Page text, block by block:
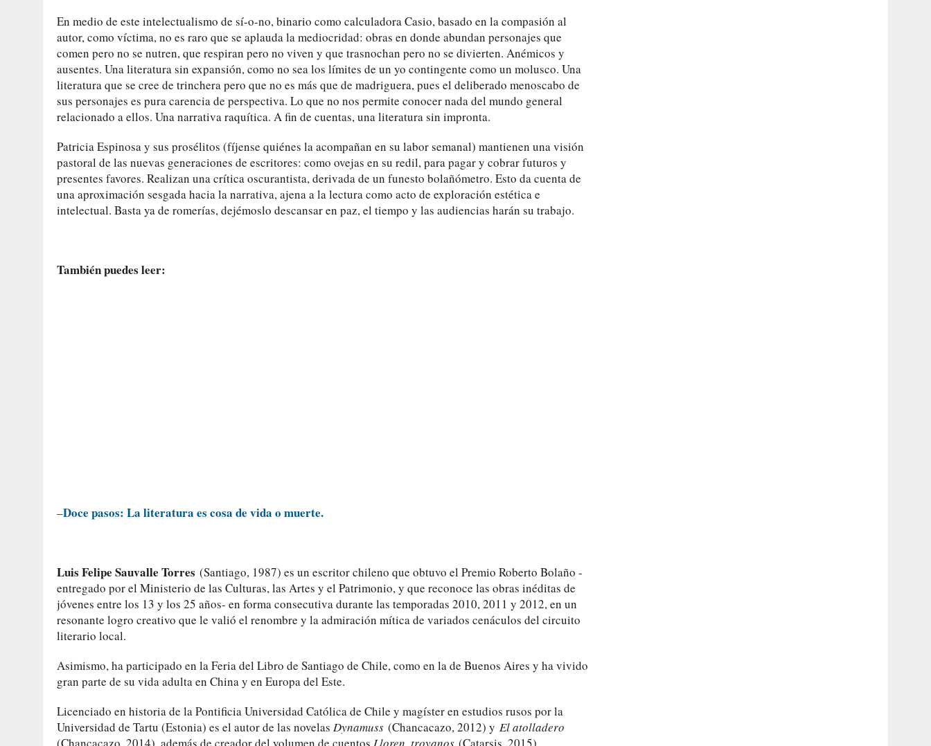
En medio de este intelectualismo de sí-o-no, binario como calculadora Casio, basado en la compasión al
autor, como víctima, no es raro que se aplauda la mediocridad: obras en donde abundan personajes que
comen pero no se nutren, que respiran pero no viven y que trasnochan pero no se divierten. Anémicos y
ausentes. Una literatura sin expansión, como no sea los límites de un yo contingente como un molusco. Una
literatura que se cree de trinchera pero que no es más que de madriguera, pues el deliberado menoscabo de
sus personajes es pura carencia de perspectiva. Lo que no nos permite conocer nada del mundo general
relacionado a ellos. Una narrativa raquítica. A fin de cuentas, una literatura sin impronta.
Patricia Espinosa y sus prosélitos (fíjense quiénes la acompañan en su labor semanal) mantienen una visión
pastoral de las nuevas generaciones de escritores: como ovejas en su redil, para pagar y cobrar futuros y
presentes favores. Realizan una crítica oscurantista, derivada de un funesto bolañómetro. Esto da cuenta de
una aproximación sesgada hacia la narrativa, ajena a la lectura como acto de exploración estética e
intelectual. Basta ya de romerías, dejémoslo descansar en paz, el tiempo y las audiencias harán su trabajo.
También puedes leer:
–Doce pasos: La literatura es cosa de vida o muerte.
Luis Felipe Sauvalle Torres (Santiago, 1987) es un escritor chileno que obtuvo el Premio Roberto Bolaño -
entregado por el Ministerio de las Culturas, las Artes y el Patrimonio, y que reconoce las obras inéditas de
jóvenes entre los 13 y los 25 años- en forma consecutiva durante las temporadas 2010, 2011 y 2012, en un
resonante logro creativo que le valió el renombre y la admiración mítica de variados cenáculos del circuito
literario local.
Asimismo, ha participado en la Feria del Libro de Santiago de Chile, como en la de Buenos Aires y ha vivido
gran parte de su vida adulta en China y en Europa del Este.
Licenciado en historia de la Pontificia Universidad Católica de Chile y magíster en estudios rusos por la
Universidad de Tartu (Estonia) es el autor de las novelas Dynamuss (Chancacazo, 2012) y El atolladero
(Chancacazo, 2014), además de creador del volumen de cuentos Lloren, troyanos (Catarsis, 2015).